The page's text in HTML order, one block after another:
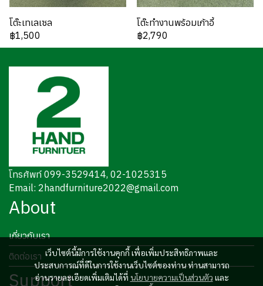
โต๊ะเทเลเซล
฿1,500
โต๊ะทำงานพร้อมเก้าอี้
฿2,790
เว็บไซต์นี้มีการใช้งานคุกกี้ เพื่อเพิ่มประสิทธิภาพและ
ประสบการณ์ที่ดีในการใช้งานเว็บไซต์ของท่าน ท่านสามารถ
อ่านรายละเอียดเพิ่มเติมได้ที่ นโยบายความเป็นส่วนตัว และ
โทรศัพท์ 099-3529414, 02-1025315
Email: 2handfurniture2022@gmail.com
About
เกี่ยวกับเรา
ติดต่อเรา
Support